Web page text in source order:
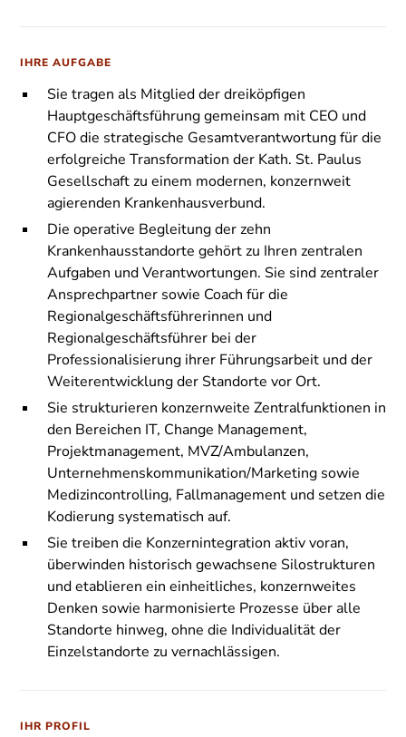
IHRE AUFGABE
Sie tragen als Mitglied der dreiköpfigen
Hauptgeschäftsführung gemeinsam mit CEO und
CFO die strategische Gesamtverantwortung für die
erfolgreiche Transformation der Kath. St. Paulus
Gesellschaft zu einem modernen, konzernweit
agierenden Krankenhausverbund.
Die operative Begleitung der zehn
Krankenhausstandorte gehört zu Ihren zentralen
Aufgaben und Verantwortungen. Sie sind zentraler
Ansprechpartner sowie Coach für die
Regionalgeschäftsführerinnen und
Regionalgeschäftsführer bei der
Professionalisierung ihrer Führungsarbeit und der
Weiterentwicklung der Standorte vor Ort.
Sie strukturieren konzernweite Zentralfunktionen in
den Bereichen IT, Change Management,
Projektmanagement, MVZ/Ambulanzen,
Unternehmenskommunikation/Marketing sowie
Medizincontrolling, Fallmanagement und setzen die
Kodierung systematisch auf.
Sie treiben die Konzernintegration aktiv voran,
überwinden historisch gewachsene Silostrukturen
und etablieren ein einheitliches, konzernweites
Denken sowie harmonisierte Prozesse über alle
Standorte hinweg, ohne die Individualität der
Einzelstandorte zu vernachlässigen.
IHR PROFIL